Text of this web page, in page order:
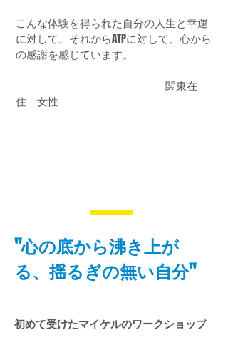
こんな体験を得られた自分の人生と幸運
に対して、それからATPに対して、心から
の感謝を感じています。
関東在
住 女性
"心の底から沸き上が
る、揺るぎの無い自分"
初めて受けたマイケルのワークショップ